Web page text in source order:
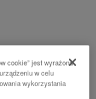
cookie” jest wyrażona
w celu
wykorzystania